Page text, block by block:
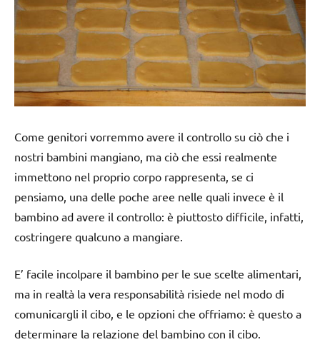
Come genitori vorremmo avere il controllo su ciò che i
nostri bambini mangiano, ma ciò che essi realmente
immettono nel proprio corpo rappresenta, se ci
pensiamo, una delle poche aree nelle quali invece è il
bambino ad avere il controllo: è piuttosto difficile, infatti,
costringere qualcuno a mangiare.
E’ facile incolpare il bambino per le sue scelte alimentari,
ma in realtà la vera responsabilità risiede nel modo di
comunicargli il cibo, e le opzioni che offriamo: è questo a
determinare la relazione del bambino con il cibo.